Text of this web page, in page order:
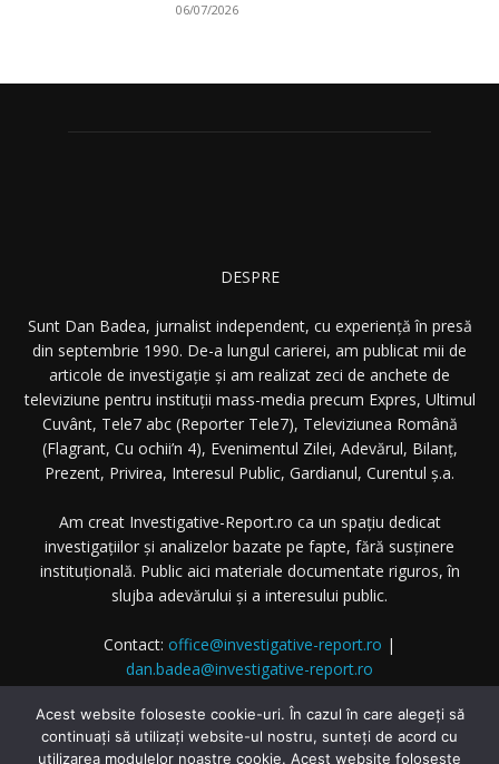
06/07/2026
DESPRE
Sunt Dan Badea, jurnalist independent, cu experiență în presă
din septembrie 1990. De-a lungul carierei, am publicat mii de
articole de investigație și am realizat zeci de anchete de
televiziune pentru instituții mass-media precum Expres, Ultimul
Cuvânt, Tele7 abc (Reporter Tele7), Televiziunea Română
(Flagrant, Cu ochii’n 4), Evenimentul Zilei, Adevărul, Bilanț,
Prezent, Privirea, Interesul Public, Gardianul, Curentul ș.a.
Am creat Investigative-Report.ro ca un spațiu dedicat
investigațiilor și analizelor bazate pe fapte, fără susținere
instituțională. Public aici materiale documentate riguros, în
slujba adevărului și a interesului public.
Contact: office@investigative-report.ro |
dan.badea@investigative-report.ro
© 2025 Investigative-Report.ro. Toate drepturile rezervate.
Acest website foloseste cookie-uri. În cazul în care alegeți să
continuați să utilizați website-ul nostru, sunteți de acord cu
utilizarea modulelor noastre cookie. Acest website foloseste